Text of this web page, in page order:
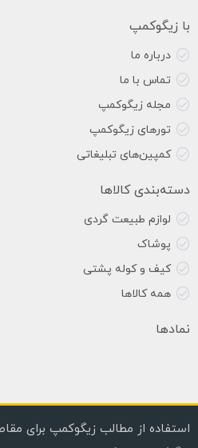
با زیگوکمپ
درباره ما
تماس با ما
مجله زیگوکمپ
تورهای زیگوکمپ
کمپین‌های تبلیغاتی
دسته‌بندی کالاها
لوازم طبیعت گردی
پوشاک
کیف و کوله پشتی
همه کالاها
نمادها
استفاده از مطالب زیگوکمپ برای